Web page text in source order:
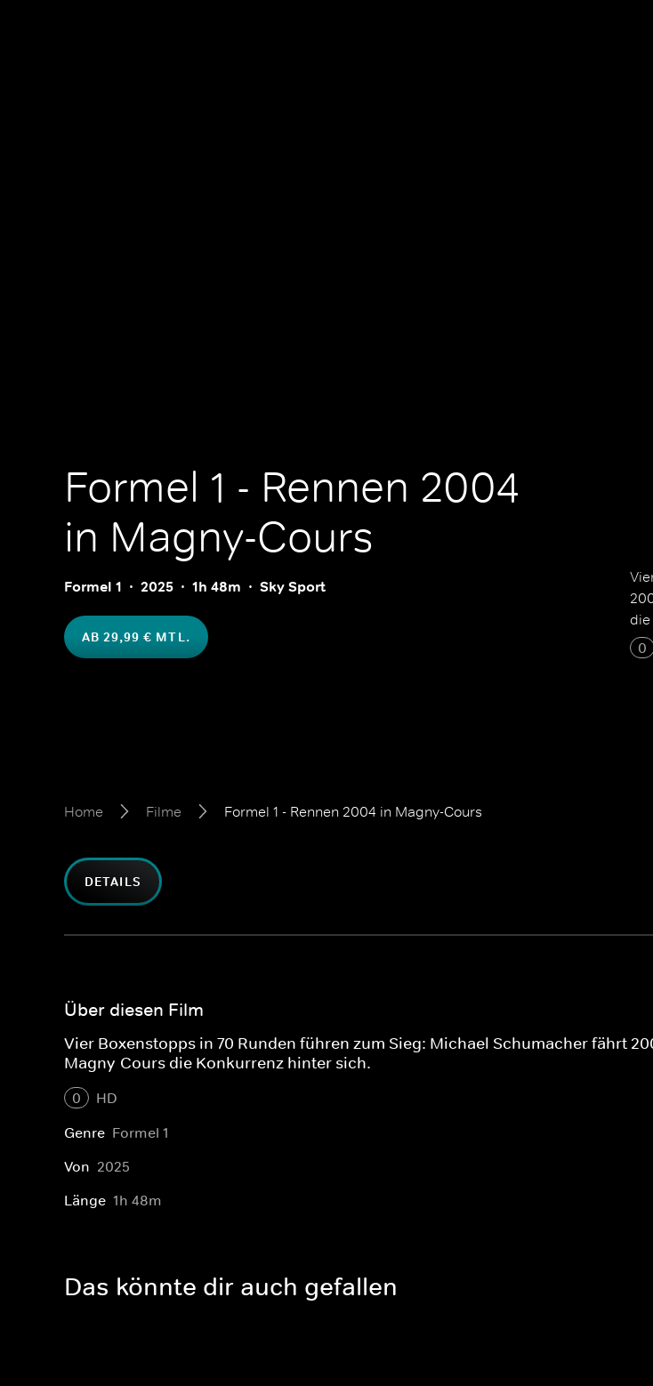
Formel 1 - Rennen 2004
in Magny-Cours
Formel 1 2025 1h 48m Sky Sport
AB 29,99 € MTL.
0
Home Filme Formel 1 - Rennen 2004 in Magny-Cours
DETAILS
Über diesen Film
Vier Boxenstopps in 70 Runden führen zum Sieg: Michael Schumacher fährt
Magny-Cours die Konkurrenz hinter sich.
0
HD
Genre Formel 1
Von 2025
Länge 1h 48m
Das könnte dir auch gefallen